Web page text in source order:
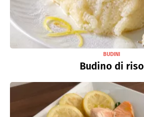
BUDINI
Budino di riso